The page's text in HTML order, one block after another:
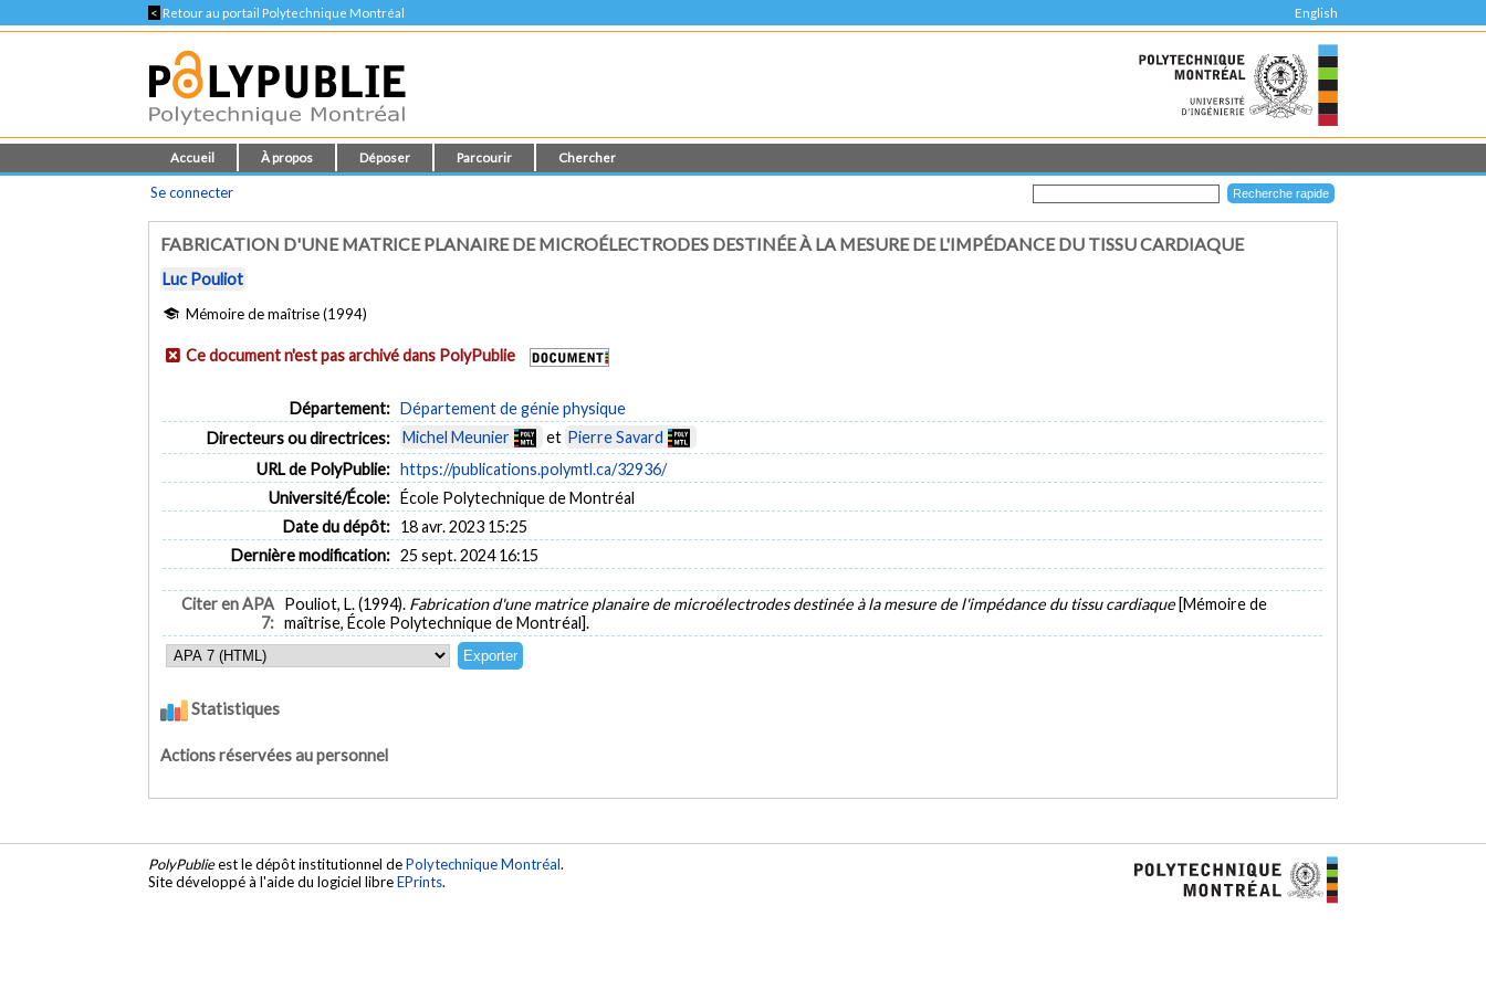
< Retour au portail Polytechnique Montréal English
Accueil À propos Déposer Parcourir Chercher
Se connecter
FABRICATION D'UNE MATRICE PLANAIRE DE MICROÉLECTRODES DESTINÉE À LA MESURE DE L'IMPÉDANCE DU TISSU CARDIAQUE
Luc Pouliot
Mémoire de maîtrise (1994)
Ce document n'est pas archivé dans PolyPublie
Département: Département de génie physique
Directeurs ou directrices:
Michel Meunier et Pierre Savard
URL de PolyPublie: https://publications.polymtl.ca/32936/
Université/École: École Polytechnique de Montréal
Date du dépôt: 18 avr. 2023 15:25
Dernière modification: 25 sept. 2024 16:15
Citer en APA
7:
Pouliot, L. (1994). Fabrication d'une matrice planaire de microélectrodes destinée à la mesure de l'impédance du tissu cardiaque [Mémoire de
maîtrise, École Polytechnique de Montréal].
Statistiques
Actions réservées au personnel
PolyPublieest le dépôt institutionnel dePolytechnique Montréal.
Site développé à l'aide du logiciel libreEPrints.